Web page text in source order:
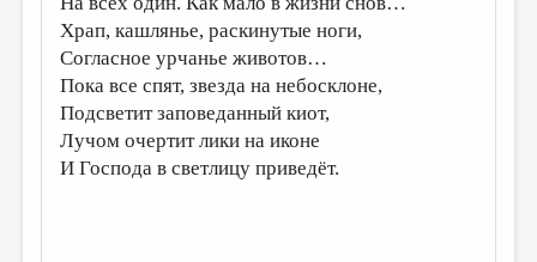
Храп, кашлянье, раскинутые ноги,
Согласное урчанье животов…
Пока все спят, звезда на небосклоне,
Подсветит заповеданный киот,
Лучом очертит лики на иконе
И Господа в светлицу приведёт.